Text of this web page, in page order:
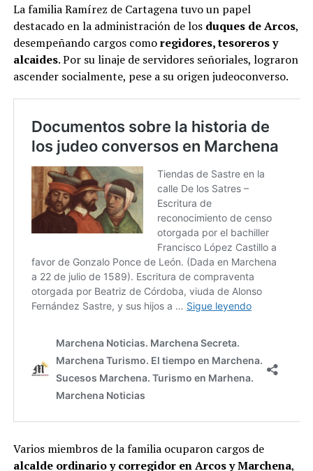
La familia Ramírez de Cartagena tuvo un papel
destacado en la administración de los duques de Arcos,
desempeñando cargos comoregidores, tesoreros y
alcaides. Por su linaje de servidores señoriales, lograron
ascender socialmente, pese a su origen judeoconverso​.
Varios miembros de la familia ocuparon cargos de
alcalde ordinario y corregidor en Arcos y Marchena,